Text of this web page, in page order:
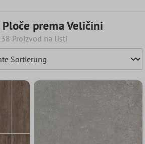
Ploče prema Veličini
Proizvod na listi